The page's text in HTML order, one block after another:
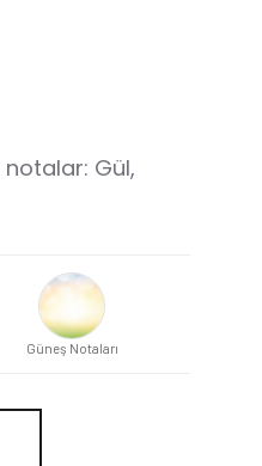
Gül,
Güneş Notaları